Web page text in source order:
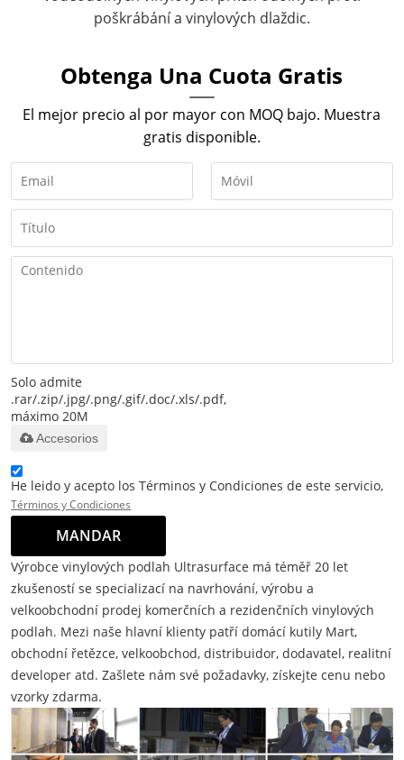
poškrábání a vinylových dlaždic.
Obtenga Una Cuota Gratis
El mejor precio al por mayor con MOQ bajo. Muestra
gratis disponible.
Solo admite
.rar/.zip/.jpg/.png/.gif/.doc/.xls/.pdf,
máximo 20M
Accesorios
He leido y acepto los Términos y Condiciones de este servicio,
Términos y Condiciones
MANDAR
Výrobce vinylových podlah Ultrasurface má téměř 20 let
zkušeností se specializací na navrhování, výrobu a
velkoobchodní prodej komerčních a rezidenčních vinylových
podlah. Mezi naše hlavní klienty patří domácí kutily Mart,
obchodní řetězce, velkoobchod, distribuidor, dodavatel, realitní
developer atd. Zašlete nám své požadavky, získejte cenu nebo
vzorky zdarma.